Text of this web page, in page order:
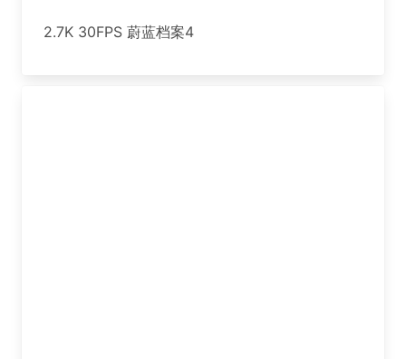
2.7K 30FPS 蔚蓝档案4